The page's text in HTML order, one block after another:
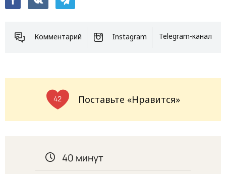
Комментарий Instagram Telegram-канал
42 Поставьте «Нравится»
40 минут